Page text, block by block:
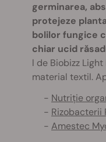
germinarea,
protejeze
bolilor fungice
chiar ucid
l de Biobizz Light
material textil.
- Nutriție
- Rizobacterii
- Amestec